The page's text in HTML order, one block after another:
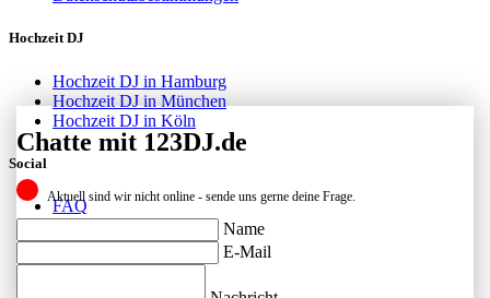
Hochzeit DJ
Hochzeit DJ in Hamburg
Hochzeit DJ in München
Hochzeit DJ in Köln
Social
FAQ
Facebook
Instagram
Chatte mit 123DJ.de
Aktuell sind wir nicht online - sende uns gerne deine Frage.
Name
E-Mail